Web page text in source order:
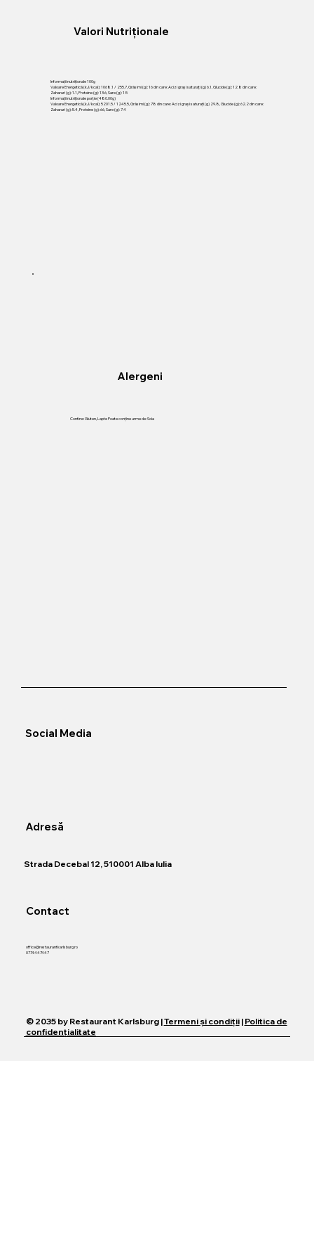
Valori Nutriționale
Informații nutriționale 100g
Valoare Energetică (kJ/kcal): 1068.1 / 255.7, Grăsimi (g): 16 din care: Acizi grași saturați (g) 6.1, Glucide (g): 12.8 din care:
Zaharuri (g): 1.1, Proteine (g): 13.6, Sare (g): 1.5
Informații nutriționale porție (480.00g)
Valoare Energetică (kJ/kcal): 5201.5 / 1245.5, Grăsimi (g): 78 din care: Acizi grași saturați (g) 29.8, Glucide (g): 62.2 din care:
Zaharuri (g): 5.4, Proteine (g): 66, Sare (g): 7.4
Alergeni
Contine: Gluten, Lapte Poate conține urme de: Soia
Adresă
Social Media
Contact
​Strada Decebal 12, 510001 Alba Iulia
office@restaurantkarlsburg.ro
0774447447
© 2035 by Restaurant Karlsburg |Termeni și condiții| Politica de
confidențialitate